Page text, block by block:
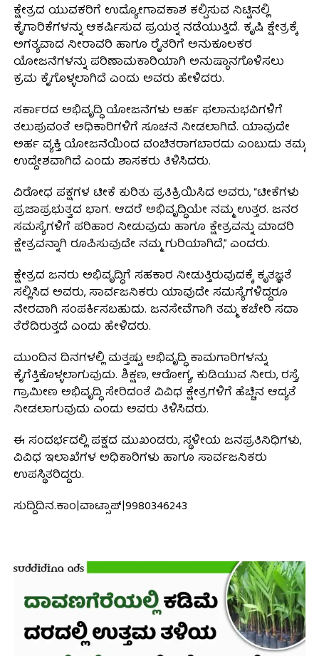
ಕ್ಷೇತ್ರದ ಯುವಕರಿಗೆ ಉದ್ಯೋಗಾವಕಾಶ ಕಲ್ಪಿಸುವ ನಿಟ್ಟಿನಲ್ಲಿ
ಕೈಗಾರಿಕೆಗಳನ್ನು ಆಕರ್ಷಿಸುವ ಪ್ರಯತ್ನ ನಡೆಯುತ್ತಿದೆ. ಕೃಷಿ ಕ್ಷೇತ್ರಕ್ಕೆ
ಅಗತ್ಯವಾದ ನೀರಾವರಿ ಹಾಗೂ ರೈತರಿಗೆ ಅನುಕೂಲಕರ
ಯೋಜನೆಗಳನ್ನು ಪರಿಣಾಮಕಾರಿಯಾಗಿ ಅನುಷ್ಠಾನಗೊಳಿಸಲು
ಕ್ರಮ ಕೈಗೊಳ್ಳಲಾಗಿದೆ ಎಂದು ಅವರು ಹೇಳಿದರು.
ಸರ್ಕಾರದ ಅಭಿವೃದ್ಧಿ ಯೋಜನೆಗಳು ಅರ್ಹ ಫಲಾನುಭವಿಗಳಿಗೆ
ತಲುಪುವಂತೆ ಅಧಿಕಾರಿಗಳಿಗೆ ಸೂಚನೆ ನೀಡಲಾಗಿದೆ. ಯಾವುದೇ
ಅರ್ಹ ವ್ಯಕ್ತಿ ಯೋಜನೆಯಿಂದ ವಂಚಿತರಾಗಬಾರದು ಎಂಬುದು ತಮ್ಮ
ಉದ್ದೇಶವಾಗಿದೆ ಎಂದು ಶಾಸಕರು ತಿಳಿಸಿದರು.
ವಿರೋಧ ಪಕ್ಷಗಳ ಟೀಕೆ ಕುರಿತು ಪ್ರತಿಕ್ರಿಯಿಸಿದ ಅವರು, “ಟೀಕೆಗಳು
ಪ್ರಜಾಪ್ರಭುತ್ವದ ಭಾಗ. ಆದರೆ ಅಭಿವೃದ್ಧಿಯೇ ನಮ್ಮ ಉತ್ತರ. ಜನರ
ಸಮಸ್ಯೆಗಳಿಗೆ ಪರಿಹಾರ ನೀಡುವುದು ಹಾಗೂ ಕ್ಷೇತ್ರವನ್ನು ಮಾದರಿ
ಕ್ಷೇತ್ರವನ್ನಾಗಿ ರೂಪಿಸುವುದೇ ನಮ್ಮ ಗುರಿಯಾಗಿದೆ,” ಎಂದರು.
ಕ್ಷೇತ್ರದ ಜನರು ಅಭಿವೃದ್ಧಿಗೆ ಸಹಕಾರ ನೀಡುತ್ತಿರುವುದಕ್ಕೆ ಕೃತಜ್ಞತೆ
ಸಲ್ಲಿಸಿದ ಅವರು, ಸಾರ್ವಜನಿಕರು ಯಾವುದೇ ಸಮಸ್ಯೆಗಳಿದ್ದರೂ
ನೇರವಾಗಿ ಸಂಪರ್ಕಿಸಬಹುದು. ಜನಸೇವೆಗಾಗಿ ತಮ್ಮ ಕಚೇರಿ ಸದಾ
ತೆರೆದಿರುತ್ತದೆ ಎಂದು ಹೇಳಿದರು.
ಮುಂದಿನ ದಿನಗಳಲ್ಲಿ ಮತ್ತಷ್ಟು ಅಭಿವೃದ್ಧಿ ಕಾಮಗಾರಿಗಳನ್ನು
ಕೈಗೆತ್ತಿಕೊಳ್ಳಲಾಗುವುದು. ಶಿಕ್ಷಣ, ಆರೋಗ್ಯ, ಕುಡಿಯುವ ನೀರು, ರಸ್ತೆ,
ಗ್ರಾಮೀಣ ಅಭಿವೃದ್ಧಿ ಸೇರಿದಂತೆ ವಿವಿಧ ಕ್ಷೇತ್ರಗಳಿಗೆ ಹೆಚ್ಚಿನ ಆದ್ಯತೆ
ನೀಡಲಾಗುವುದು ಎಂದು ಅವರು ತಿಳಿಸಿದರು.
ಈ ಸಂದರ್ಭದಲ್ಲಿ ಪಕ್ಷದ ಮುಖಂಡರು, ಸ್ಥಳೀಯ ಜನಪ್ರತಿನಿಧಿಗಳು,
ವಿವಿಧ ಇಲಾಖೆಗಳ ಅಧಿಕಾರಿಗಳು ಹಾಗೂ ಸಾರ್ವಜನಿಕರು
ಉಪಸ್ಥಿತರಿದ್ದರು.
ಸುದ್ದಿದಿನ.ಕಾಂ|ವಾಟ್ಸಾಪ್|9980346243